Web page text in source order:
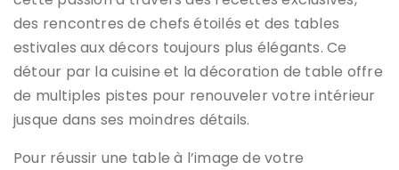
des rencontres de chefs étoilés et des tables
estivales aux décors toujours plus élégants. Ce
détour par la cuisine et la décoration de table offre
de multiples pistes pour renouveler votre intérieur
jusque dans ses moindres détails.
Pour réussir une table à l’image de votre